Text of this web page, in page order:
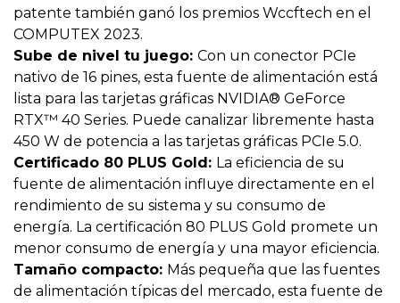
patente también ganó los premios Wccftech en el
COMPUTEX 2023.
Sube de nivel tu juego: Con un conector PCIe
nativo de 16 pines, esta fuente de alimentación está
lista para las tarjetas gráficas NVIDIA® GeForce
RTX™ 40 Series. Puede canalizar libremente hasta
450 W de potencia a las tarjetas gráficas PCIe 5.0.
Certificado 80 PLUS Gold: La eficiencia de su
fuente de alimentación influye directamente en el
rendimiento de su sistema y su consumo de
energía. La certificación 80 PLUS Gold promete un
menor consumo de energía y una mayor eficiencia.
Tamaño compacto: Más pequeña que las fuentes
de alimentación típicas del mercado, esta fuente de